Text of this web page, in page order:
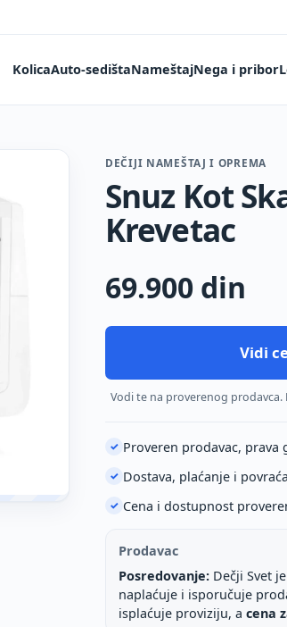
KolicaAuto-sedištaNameštajNega i pribor
DEČIJI NAMEŠTAJ I OPREMA
Snuz Kot
Krevetac
69.900 din
Vidi
Vodi te na proverenog prodavca.
✓ Proveren prodavac, prava
✓ Dostava, plaćanje i
✓ Cena i dostupnost
Prodavac
Posredovanje: Dečji Svet
naplaćuje i isporučuje
isplaćuje proviziju, a cena